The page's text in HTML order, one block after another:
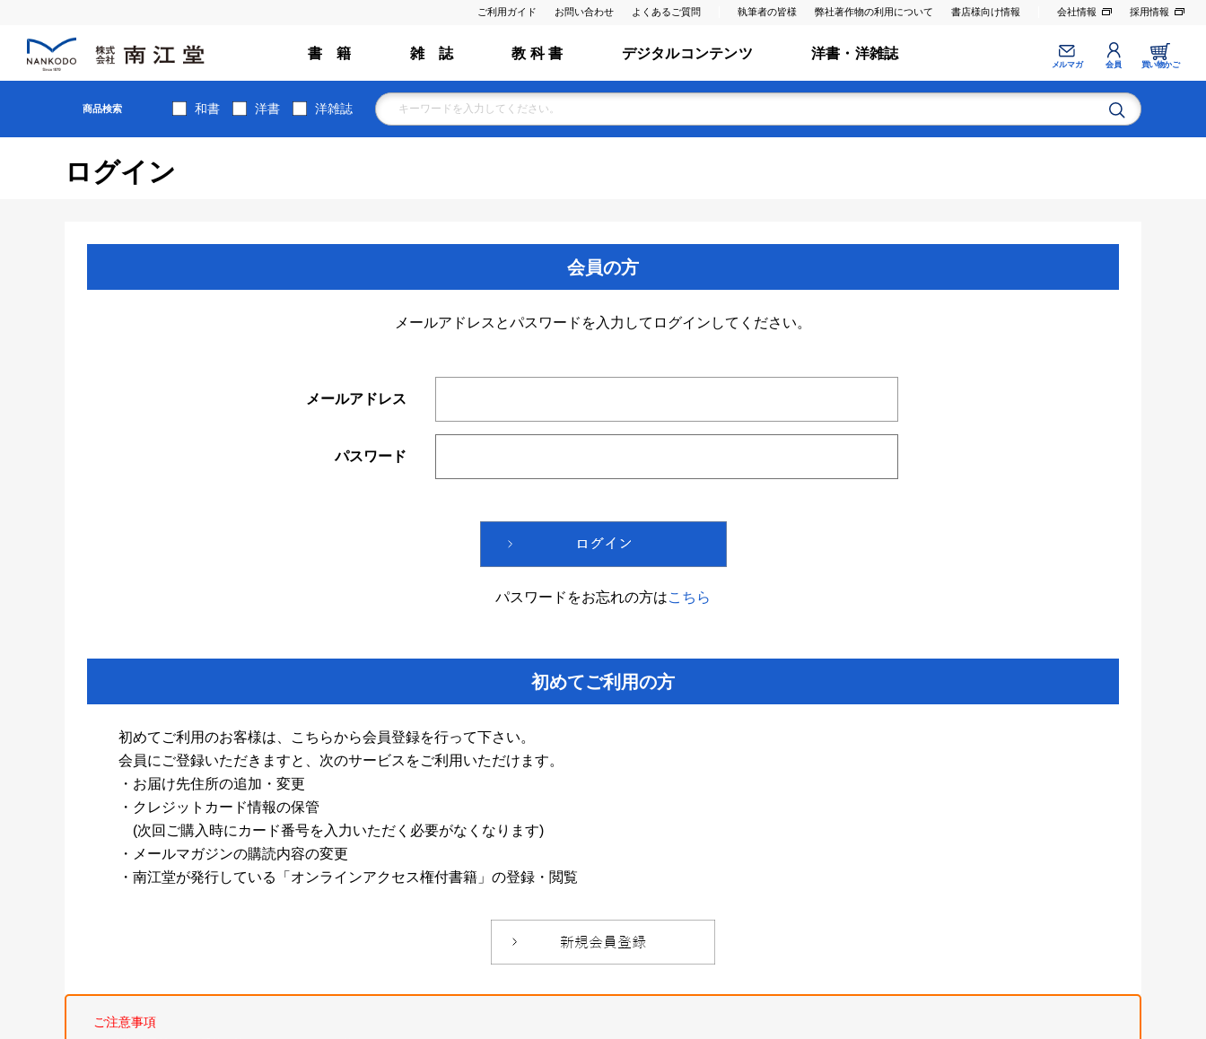
ご利用ガイド お問い合わせ よくあるご質問 執筆者の皆様 弊社著作物の利用について 書店様向け情報 会社情報 採用情報
書 籍 雑 誌 教 科 書 デジタルコンテンツ 洋書・洋雑誌
メルマガ 会員 買い物かご
商品検索 和書 洋書 洋雑誌
ログイン
会員の方
メールアドレスとパスワードを入力してログインしてください。
メールアドレス
パスワード
パスワードをお忘れの方はこちら
初めてご利用の方
初めてご利用のお客様は、こちらから会員登録を行って下さい。
会員にご登録いただきますと、次のサービスをご利用いただけます。
・お届け先住所の追加・変更
・クレジットカード情報の保管
(次回ご購入時にカード番号を入力いただく必要がなくなります)
・メールマガジンの購読内容の変更
・南江堂が発行している「オンラインアクセス権付書籍」の登録・閲覧
ご注意事項